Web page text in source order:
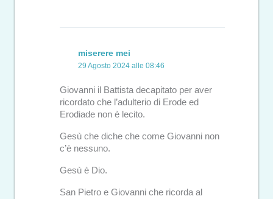
miserere mei
29 Agosto 2024 alle 08:46
Giovanni il Battista decapitato per aver
ricordato che l’adulterio di Erode ed
Erodiade non è lecito.
Gesù che diche che come Giovanni non
c’è nessuno.
Gesù è Dio.
San Pietro e Giovanni che ricorda al